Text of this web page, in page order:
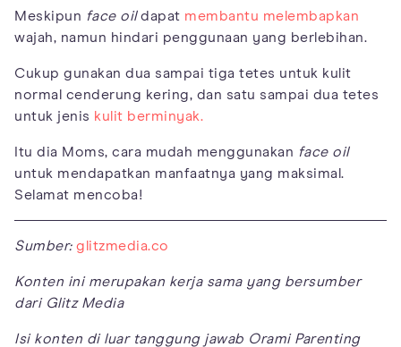
Meskipun face oildapat membantu melembapkan
wajah, namun hindari penggunaan yang berlebihan.
Cukup gunakan dua sampai tiga tetes untuk kulit
normal cenderung kering, dan satu sampai dua tetes
untuk jenis kulit berminyak.
Itu dia Moms, cara mudah menggunakan face oil
untuk mendapatkan manfaatnya yang maksimal.
Selamat mencoba!
Sumber: glitzmedia.co
Konten ini merupakan kerja sama yang bersumber
dari Glitz Media
Isi konten di luar tanggung jawab Orami Parenting